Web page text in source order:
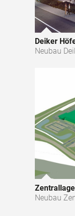
Deiker
Neubau
Neubau